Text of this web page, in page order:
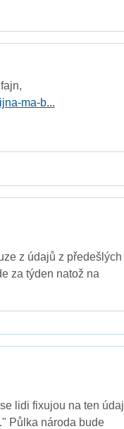
ma-b...
z údajů z předešlých
za týden natož na
lidi fixujou na ten údaj
Půlka národa bude